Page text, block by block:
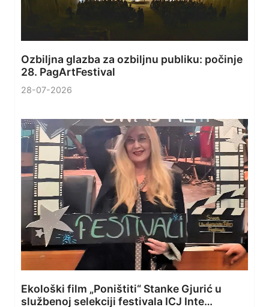
Ozbiljna glazba za ozbiljnu publiku: počinje
28. PagArtFestival
28-07-2026
Ekološki film „Poništiti“ Stanke Gjurić u
službenoj selekciji festivala ICJ Inte…